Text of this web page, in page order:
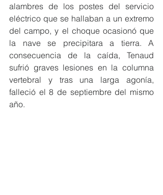
alambres de los postes del servicio
eléctrico que se hallaban a un extremo
del campo, y el choque ocasionó que
la nave se precipitara a tierra. A
consecuencia de la caída, Tenaud
sufrió graves lesiones en la columna
vertebral y tras una larga agonía,
falleció el 8 de septiembre del mismo
año.